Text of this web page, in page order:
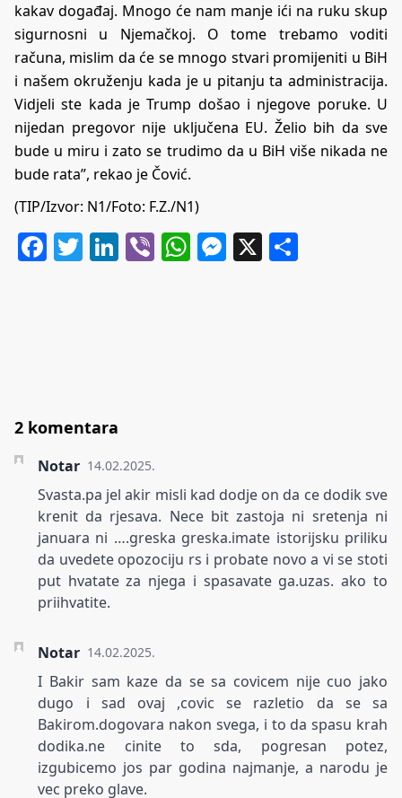
kakav događaj. Mnogo će nam manje ići na ruku skup
sigurnosni u Njemačkoj. O tome trebamo voditi
računa, mislim da će se mnogo stvari promijeniti u BiH
i našem okruženju kada je u pitanju ta administracija.
Vidjeli ste kada je Trump došao i njegove poruke. U
nijedan pregovor nije uključena EU. Želio bih da sve
bude u miru i zato se trudimo da u BiH više nikada ne
bude rata”, rekao je Čović.
(TIP/Izvor: N1/Foto: F.Z./N1)
Facebook
Twitter
LinkedIn
ViberWhatsApp
Messenger
X
2 komentara
Notar 14.02.2025.
Svasta.pa jel akir misli kad dodje on da ce dodik sve
krenit da rjesava. Nece bit zastoja ni sretenja ni
januara ni ….greska greska.imate istorijsku priliku
da uvedete opozociju rs i probate novo a vi se stoti
put hvatate za njega i spasavate ga.uzas. ako to
priihvatite.
Notar 14.02.2025.
I Bakir sam kaze da se sa covicem nije cuo jako
dugo i sad ovaj ,covic se razletio da se sa
Bakirom.dogovara nakon svega, i to da spasu krah
dodika.ne cinite to sda, pogresan potez,
izgubicemo jos par godina najmanje, a narodu je
vec preko glave.